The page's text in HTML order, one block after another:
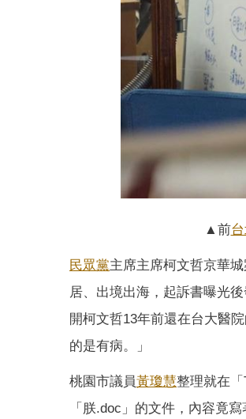
▲前
民眾黨主席主席柯文哲京華
居、出境出海，起訴書曝光
開柯文哲13年前還在台大醫
的是有病。」
桃園市議員黃瓊慧整理就在
「朕.doc」的文件，內容竟